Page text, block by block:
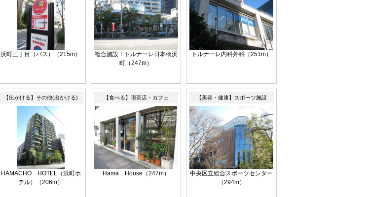
浜町三丁目（バス）（215m）
複合施設：トルナーレ日本橋浜
町（247m）
トルナーレ内科外科（251m）
【出かける】その他(出かける)
HAMACHO HOTEL（浜町ホ
テル）（206m）
【食べる】喫茶店・カフェ
Hama House（247m）
【美容・健康】スポーツ施設
中央区立総合スポーツセンター
（294m）